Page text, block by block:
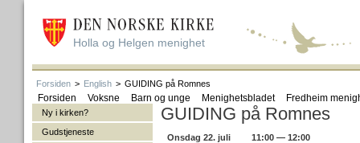
Holla og Helgen menighet
Forsiden > English > GUIDING på Romnes
Forsiden Voksne Barn og unge Menighetsbladet Fredheim
Ny i kirken?
Gudstjeneste
GUIDING på Romnes
Onsdag 22. juli 11:00 — 12:00